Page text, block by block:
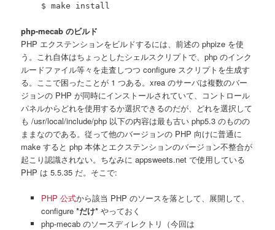
$ make install
php-mecab のビルド
PHP エクステンションをビルドするには、前述の phpize を使
う。これ自体はちょっとしたシェルスクリプトで、php のインク
ルードファイル等々を走査しつつ configure スクリプトを生成す
る。ここで困ったことが 1 つある。xrea のサーバは複数のバー
ジョンの PHP が同時にインストールされていて、コントロール
パネルからどれを使用するか選択できるのだが、どれを選択して
も /usr/local/include/php 以下の内容は最も古い php5.3 のものの
ままなのである。従って他のバージョンの PHP 向けに普通に
make すると php 本体とエクステンションのバージョン不整合が
起こり認識されない。ちなみに appsweets.net で使用している
PHP は 5.5.35 だ。そこで:
PHP 公式から該当 PHP のソースを落として、展開して、
configure *だけ*やっておく
php-mecab のソースディレクトリ（今回は